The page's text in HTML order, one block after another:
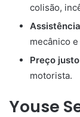
colisão,
mecânico
Preço
motorista.
Youse